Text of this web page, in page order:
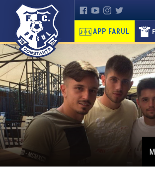
APP FARUL